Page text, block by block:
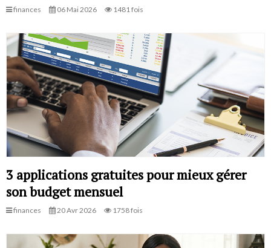
finances 06 Mai 2026 1481 fois
3 applications gratuites pour mieux gérer
son budget mensuel
finances 20 Avr 2026 1758 fois